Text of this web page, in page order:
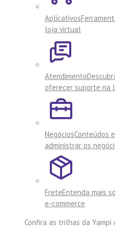
Aplicativos
loja virtual
Atendimento
oferecer suporte na
NegóciosConteúdos
administrar os
FreteEntenda mais
e-commerce
Confira as trilhas da Yampi